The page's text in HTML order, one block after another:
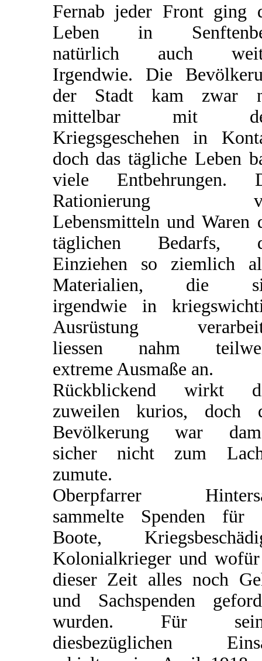
Fernab jeder Front ging
Leben in
natürlich auch
Irgendwie. Die
der Stadt kam zwar
mittelbar mit
Kriegsgeschehen in
doch das tägliche Leben
viele Entbehrungen.
Rationierung
Lebensmitteln und Waren
täglichen Bedarfs,
Einziehen so ziemlich
Materialien, die
irgendwie in
Ausrüstung
liessen nahm
extreme Ausmaße an.
Rückblickend wirkt
zuweilen kurios, doch
Bevölkerung war
sicher nicht zum
zumute.
Oberpfarrer
sammelte Spenden für
Boote,
Kolonialkrieger und
dieser Zeit alles noch
und Sachspenden
wurden. Für
diesbezüglichen